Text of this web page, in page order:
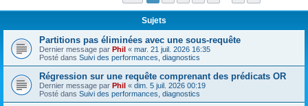
c
Sujets
Partitions pas éliminées avec une sous-requête
Dernier message par Phil « mar. 21 juil. 2026 16:35
Posté dans Suivi des performances, diagnostics
Régression sur une requête comprenant des prédicats OR
Dernier message par Phil « dim. 5 juil. 2026 00:19
Posté dans Suivi des performances, diagnostics